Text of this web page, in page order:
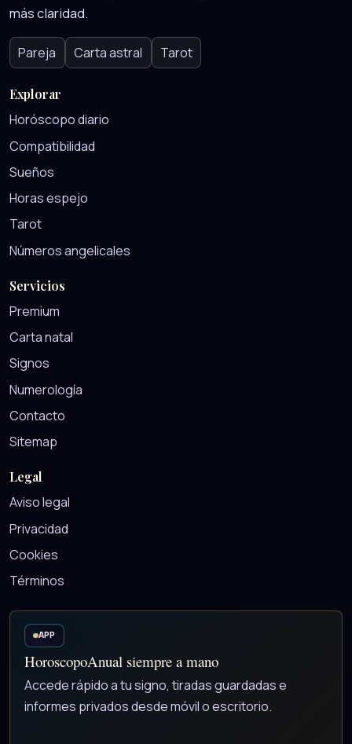
más claridad.
Pareja Carta astral Tarot
Explorar
Horóscopo diario
Compatibilidad
Sueños
Horas espejo
Tarot
Números angelicales
Servicios
Premium
Carta natal
Signos
Numerología
Contacto
Sitemap
Legal
Aviso legal
Privacidad
Cookies
Términos
APP
HoroscopoAnual siempre a mano
Accede rápido a tu signo, tiradas guardadas e
informes privados desde móvil o escritorio.